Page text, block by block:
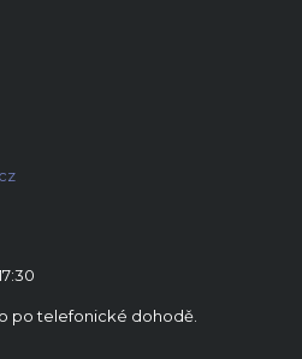
po telefonické dohodě.